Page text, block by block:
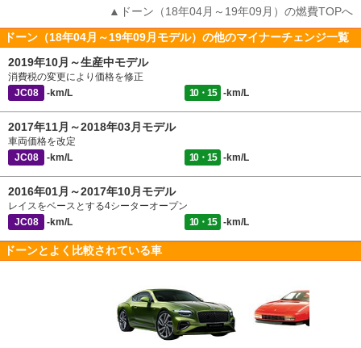
▲ドーン（18年04月～19年09月）の燃費TOPへ
ドーン（18年04月～19年09月モデル）の他のマイナーチェンジ一覧
2019年10月～生産中モデル
消費税の変更により価格を修正
JC08
-km/L 10・15 -km/L
2017年11月～2018年03月モデル
車両価格を改定
JC08
-km/L 10・15 -km/L
2016年01月～2017年10月モデル
レイスをベースとする4シーターオープン
JC08
-km/L 10・15 -km/L
ドーンとよく比較されている車